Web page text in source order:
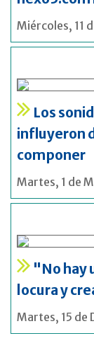
Miércoles, 11
Los
influyeron
componer
Martes, 1 de
"No hay
locura y
Martes, 15 de